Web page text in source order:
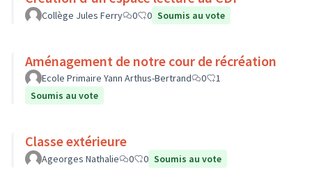
Collège Jules Ferry 0 0 Soumis au vote
Aménagement de notre cour de récréation
Ecole Primaire Yann Arthus-Bertrand 0
1
Soumis au vote
Classe extérieure
Ageorges Nathalie 0 0 Soumis au vote